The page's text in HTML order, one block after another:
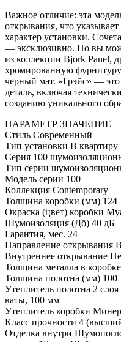
Важное отличие: эта
открывания, что
характер установки.
— эксклюзивно. Но вы
из коллекции Bjork Panel,
хромированную
черный мат. «Грэйс» — это
деталь, включая
созданию уникального
ПАРАМЕТР ЗНАЧЕНИЕ
Стиль Современный
Тип установки В квартиру
Серия 100
Тип серии
Модель серии 100
Коллекция Contemporary
Толщина коробки (мм) 124
Окраска (цвет) коробки
Шумоизоляция (Дб) 40 дБ
Гарантия, мес. 24
Направление открывания
Внутреннее открывание
Толщина металла в
Толщина полотна (мм) 100
Утеплитель полотна 2
ваты, 100 мм
Утеплитель коробки
Класс прочности 4
Отделка внутри